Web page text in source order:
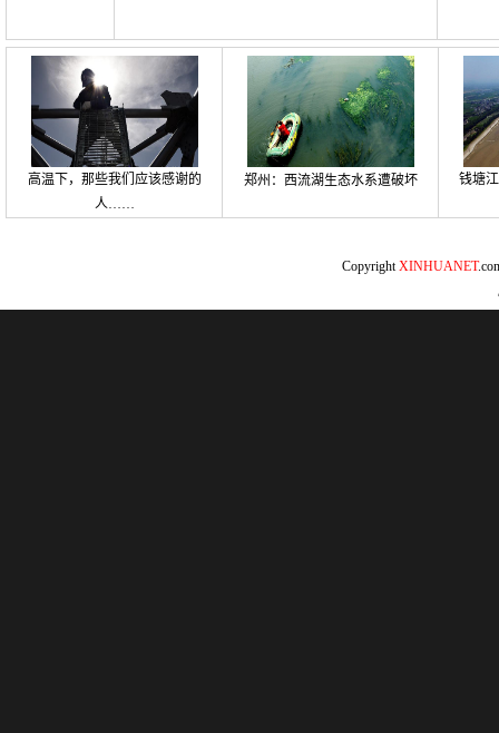
高温下，那些我们应该感谢的
人……
郑州：西流湖生态水系遭破坏 钱塘
CopyrightXINHUANET